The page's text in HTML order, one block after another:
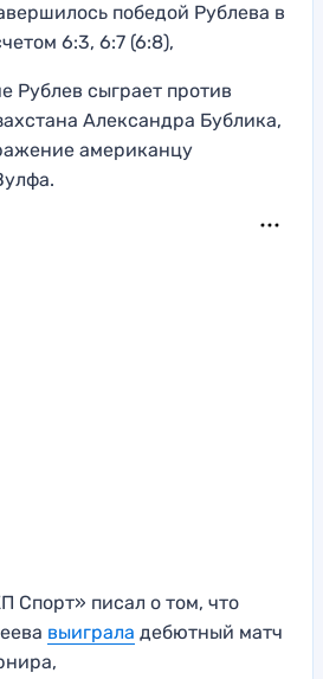
победой Рублева в
6:3, 6:7 (6:8),
Рублев сыграет против
Александра Бублика,
американцу
Спорт» писал о том, что
выиграла дебютный матч